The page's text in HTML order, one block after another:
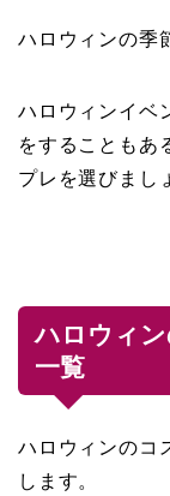
ハロウィンの季
ハロウィンイベ
をすることもあ
プレを選びまし
ハロウィ
一覧
ハロウィンのコ
します。